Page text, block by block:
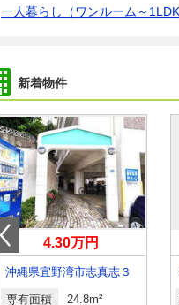
一人暮らし（ワンルーム～1LDK
新着物件
4.30万円
沖縄県宜野湾市志真志３
専有面積 24.8m²